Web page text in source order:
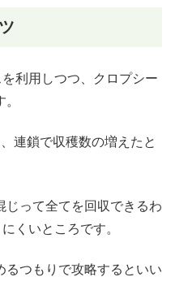
利用しつつ、クロプシー
連鎖で収穫数の増えたと
じって全てを回収できるわ
くいところです。
るつもりで攻略するといい